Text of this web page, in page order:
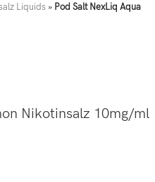
Liquids » Pod Salt NexLiq Aqua
Nikotinsalz 10mg/ml